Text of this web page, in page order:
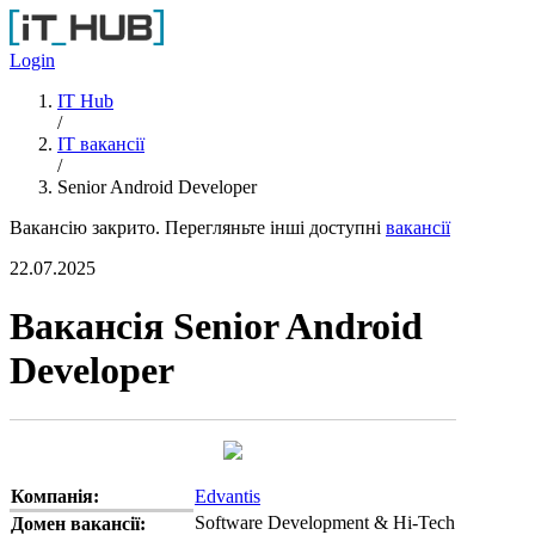
Перейти до основного вмісту
Login
IT Hub
/
IT вакансії
/
Senior Android Developer
Вакансію закрито. Перегляньте інші доступні вакансії
22.07.2025
Вакансія Senior Android
Developer
Компанія:
Edvantis
Домен вакансії:
Software Development & Hi-Tech